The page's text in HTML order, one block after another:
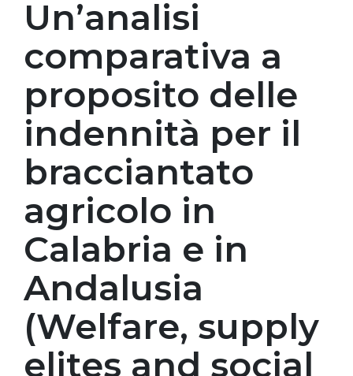
Un’analisi
comparativa a
proposito delle
indennità per il
bracciantato
agricolo in
Calabria e in
Andalusia
(Welfare, supply
elites and social